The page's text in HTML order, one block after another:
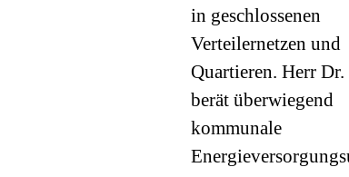
in geschlossenen
Verteilernetzen und
Quartieren. Herr
berät überwiegend
kommunale